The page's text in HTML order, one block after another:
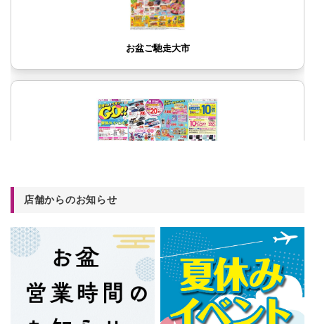
店舗からのお知らせ